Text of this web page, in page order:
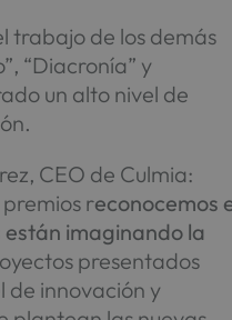
trabajo de los demás
“Diacronía” y
un alto nivel de
CEO de Culmia:
reconocemos
imaginando la
presentados
de innovación y